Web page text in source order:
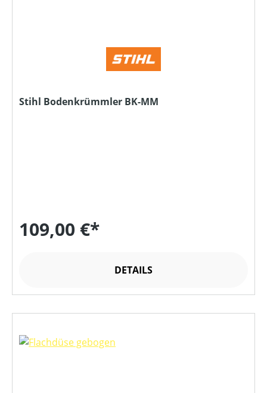
Stihl Bodenkrümmler BK-MM
109,00 €*
DETAILS